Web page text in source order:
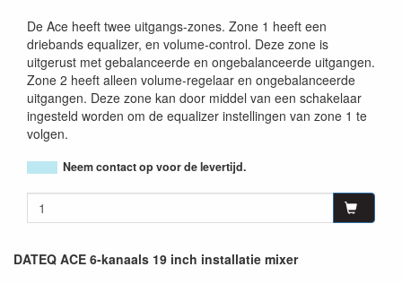
De Ace heeft twee uitgangs-zones. Zone 1 heeft een
driebands equalizer, en volume-control. Deze zone is
uitgerust met gebalanceerde en ongebalanceerde uitgangen.
Zone 2 heeft alleen volume-regelaar en ongebalanceerde
uitgangen. Deze zone kan door middel van een schakelaar
ingesteld worden om de equalizer instellingen van zone 1 te
volgen.
Neem contact op voor de levertijd.
DATEQ ACE 6-kanaals 19 inch installatie mixer